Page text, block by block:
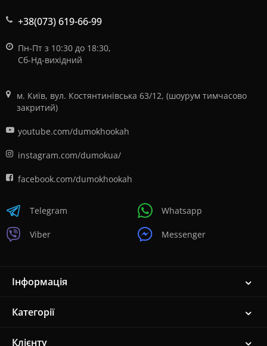
+38(073) 619-66-99
Пн-Пт з 10:30 до 18:30,
Сб-Нд-вихідний
м. Київ, вул. Костянтинівська 63/12, (шоурум тимчасово
закритий)
youtube.com/dumokhookah
instagram.com/dumokua/
facebook.com/dumokhookah
Telegram
Viber
Whatsapp
Messenger
Інформація
Категорії
Клієнту